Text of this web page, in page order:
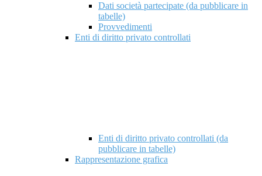
Dati società partecipate (da pubblicare in
tabelle)
Provvedimenti
Enti di diritto privato controllati
Enti di diritto privato controllati (da
pubblicare in tabelle)
Rappresentazione grafica